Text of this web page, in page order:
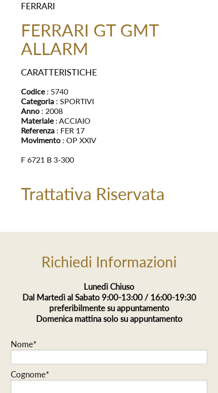
FERRARI
FERRARI GT GMT
ALLARM
CARATTERISTICHE
Codice: 5740
Categoria: SPORTIVI
Anno: 2008
Materiale: ACCIAIO
Referenza: FER 17
Movimento: OP XXIV
F 6721 B 3-300
Trattativa Riservata
Richiedi Informazioni
Lunedì Chiuso
Dal Martedì al Sabato 9:00-13:00 / 16:00-19:30
preferibilmente su appuntamento
Domenica mattina solo su appuntamento
Nome*
Cognome*